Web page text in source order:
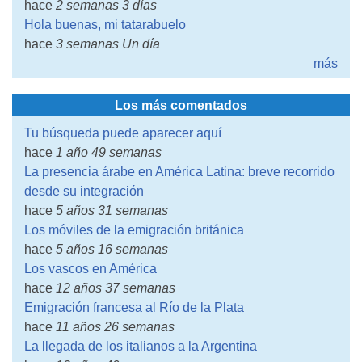
hace 2 semanas 3 días
Hola buenas, mi tatarabuelo
hace 3 semanas Un día
más
Los más comentados
Tu búsqueda puede aparecer aquí
hace 1 año 49 semanas
La presencia árabe en América Latina: breve recorrido
desde su integración
hace 5 años 31 semanas
Los móviles de la emigración británica
hace 5 años 16 semanas
Los vascos en América
hace 12 años 37 semanas
Emigración francesa al Río de la Plata
hace 11 años 26 semanas
La llegada de los italianos a la Argentina